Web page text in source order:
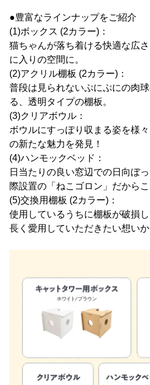
●豊富なラインナップをご紹介
(1)ボックス (2カラー)：
猫ちゃんが落ち着ける快適な広
に入りの空間に。
(2)アクリル棚板 (2カラー)：
普段は見られないぷにぷにの肉
る、透明タイプの棚板。
(3)クリアボウル：
ボウルにすっぽり収まる姿を様
の新たな魅力を発見！
(4)ハンモックベッド：
日当たりの良い窓辺での日向ぼ
際設置の「ねこゴロン」だからこ
(5)交換用棚板 (2カラー)：
使用しているうちに棚板が破損
長く愛用していただきたい想いか